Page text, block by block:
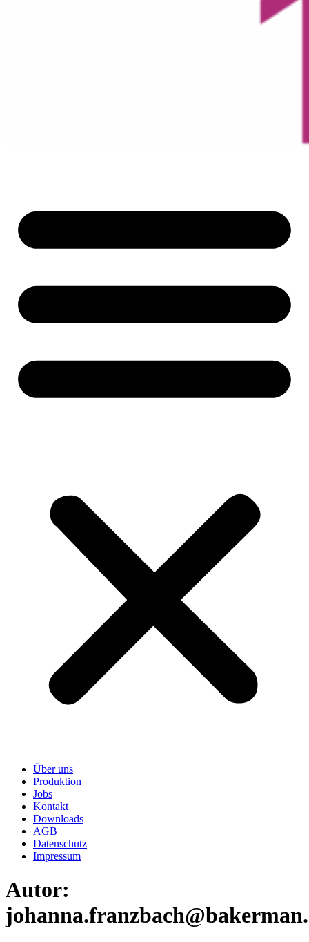
Über uns
Produktion
Jobs
Kontakt
Downloads
AGB
Datenschutz
Impressum
Autor: